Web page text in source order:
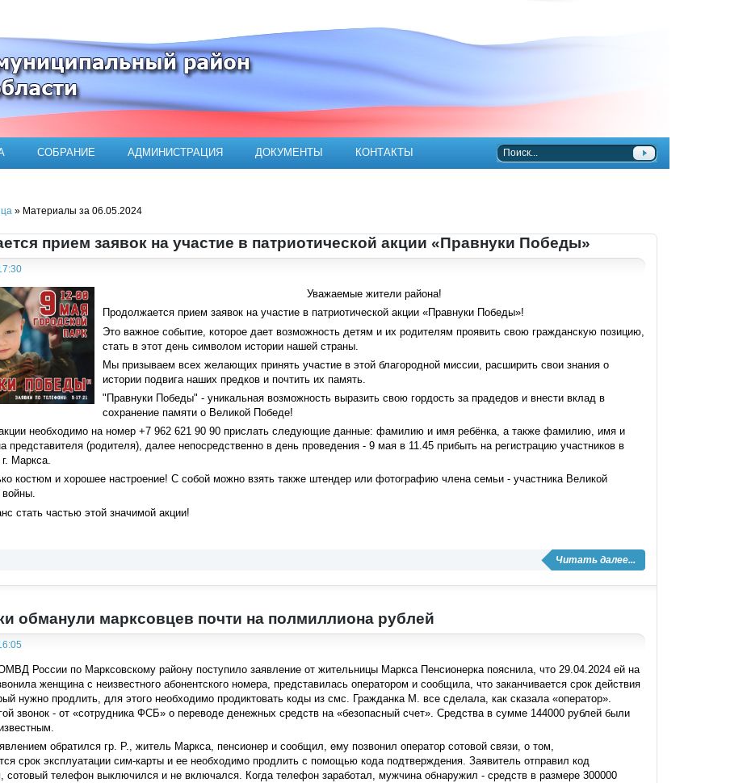
муниципального района
СОБРАНИЕ АДМИНИСТРАЦИЯ ДОКУМЕНТЫ КОНТАКТЫ
» Материалы за 06.05.2024
прием заявок на участие в патриотической акции «Правнуки Победы»
Уважаемые жители района!
Продолжается прием заявок на участие в патриотической акции «Правнуки Победы»!
Это важное событие, которое дает возможность детям и их родителям проявить свою гражданскую позицию,
стать в этот день символом истории нашей страны.
Мы призываем всех желающих принять участие в этой благородной миссии, расширить свои знания о
истории подвига наших предков и почтить их память.
"Правнуки Победы" - уникальная возможность выразить свою гордость за прадедов и внести вклад в
сохранение памяти о Великой Победе!
необходимо на номер +7 962 621 90 90 прислать следующие данные: фамилию и имя ребёнка, а также фамилию, имя и
представителя (родителя), далее непосредственно в день проведения - 9 мая в 11.45 прибыть на регистрацию участников в
Маркса.
костюм и хорошее настроение! С собой можно взять также штендер или фотографию члена семьи - участника Великой
войны.
стать частью этой значимой акции!
Читать далее...
обманули марксовцев почти на полмиллиона рублей
России по Марксовскому району поступило заявление от жительницы Маркса Пенсионерка пояснила, что 29.04.2024 ей на
женщина с неизвестного абонентского номера, представилась оператором и сообщила, что заканчивается срок действия
нужно продлить, для этого необходимо продиктовать коды из смс. Гражданка М. все сделала, как сказала «оператор».
звонок - от «сотрудника ФСБ» о переводе денежных средств на «безопасный счет». Средства в сумме 144000 рублей были
обратился гр. Р., житель Маркса, пенсионер и сообщил, ему позвонил оператор сотовой связи, о том,
срок эксплуатации сим-карты и ее необходимо продлить с помощью кода подтверждения. Заявитель отправил код
сотовый телефон выключился и не включался. Когда телефон заработал, мужчина обнаружил - средств в размере 300000